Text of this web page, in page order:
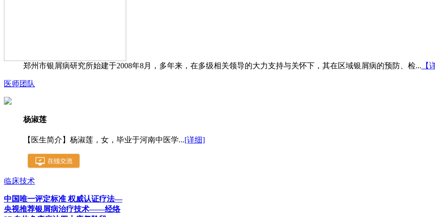
郑州市银屑病研究所始建于2008年8月，多年来，在多级相关领导的大力支持与关怀下，其在区域银屑病的预防、检... 【
医师团队
杨淑莲
【医生简介】杨淑莲，女，毕业于河南中医学...[详细]
临床技术
中国唯一评定标准 权威认证疗法—
央视推荐银屑病治疗技术——经络